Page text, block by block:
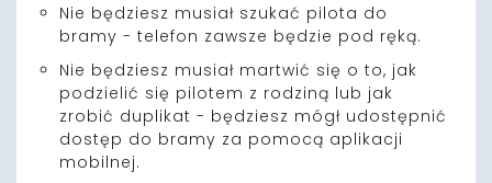
Nie będziesz musiał szukać pilota do
bramy - telefon zawsze będzie pod ręką.
Nie będziesz musiał martwić się o to, jak
podzielić się pilotem z rodziną lub jak
zrobić duplikat - będziesz mógł udostępnić
dostęp do bramy za pomocą aplikacji
mobilnej.